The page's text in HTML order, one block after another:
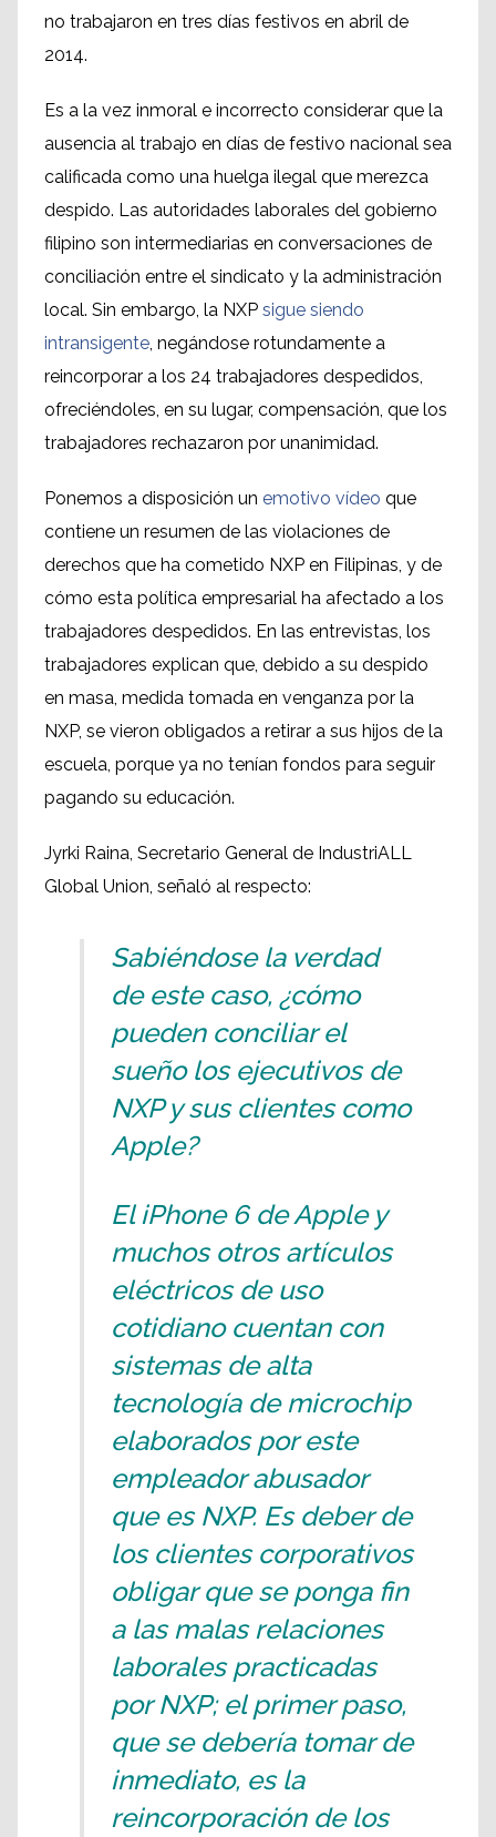
no trabajaron en tres días festivos en abril de
2014.
Es a la vez inmoral e incorrecto considerar que la
ausencia al trabajo en días de festivo nacional sea
calificada como una huelga ilegal que merezca
despido. Las autoridades laborales del gobierno
filipino son intermediarias en conversaciones de
conciliación entre el sindicato y la administración
local. Sin embargo, la NXP sigue siendo
intransigente , negándose rotundamente a
reincorporar a los 24 trabajadores despedidos,
ofreciéndoles, en su lugar, compensación, que los
trabajadores rechazaron por unanimidad.
Ponemos a disposición un emotivo vídeo que
contiene un resumen de las violaciones de
derechos que ha cometido NXP en Filipinas, y de
cómo esta política empresarial ha afectado a los
trabajadores despedidos. En las entrevistas, los
trabajadores explican que, debido a su despido
en masa, medida tomada en venganza por la
NXP, se vieron obligados a retirar a sus hijos de la
escuela, porque ya no tenían fondos para seguir
pagando su educación.
Jyrki Raina, Secretario General de IndustriALL
Global Union, señaló al respecto:
Sabiéndose la verdad
de este caso, ¿cómo
pueden conciliar el
sueño los ejecutivos de
NXP y sus clientes como
Apple?
El iPhone 6 de Apple y
muchos otros artículos
eléctricos de uso
cotidiano cuentan con
sistemas de alta
tecnología de microchip
elaborados por este
empleador abusador
que es NXP. Es deber de
los clientes corporativos
obligar que se ponga fin
a las malas relaciones
laborales practicadas
por NXP; el primer paso,
que se debería tomar de
inmediato, es la
reincorporación de los